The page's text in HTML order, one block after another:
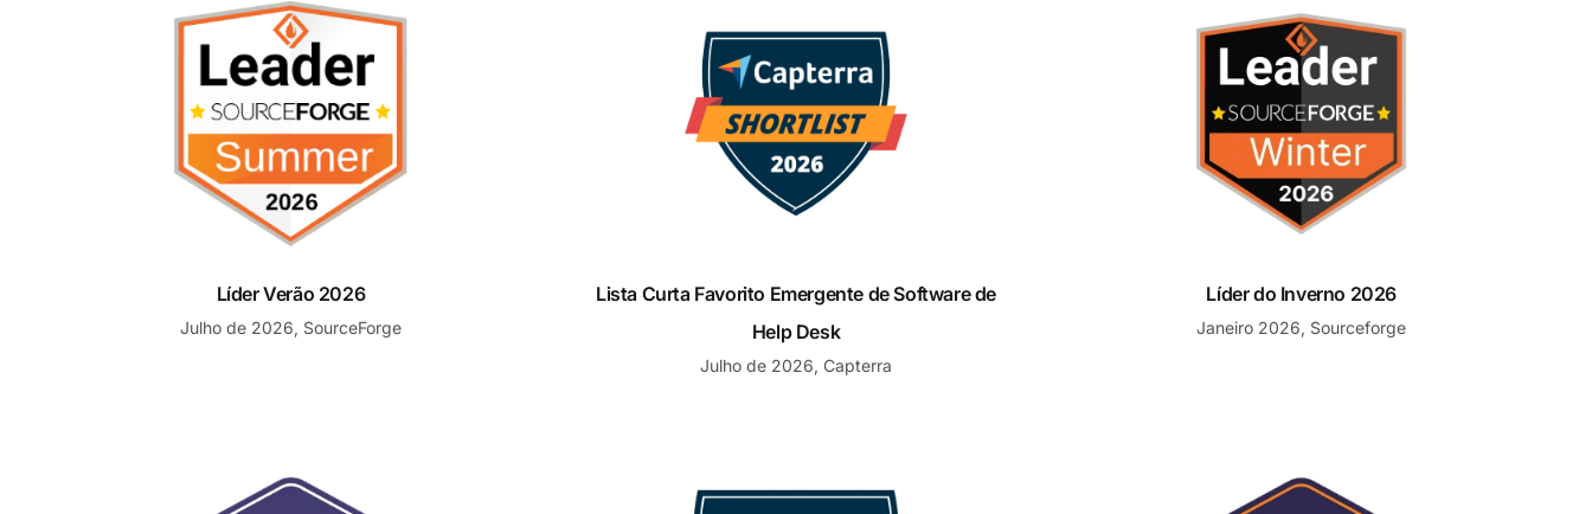
Líder Verão 2026
Líder Verão 2026
Julho de 2026, SourceForge
Lista Curta Favorito Emergente de Software de
Help Desk
Julho de 2026, Capterra
Líder do Inverno 2026
Líder do Inverno 2026
Janeiro 2026, Sourceforge